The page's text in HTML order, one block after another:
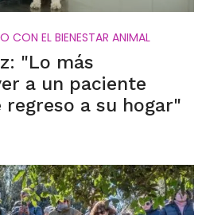
EL BIENESTAR ANIMAL
"Lo más
a un paciente
regreso a su hogar"